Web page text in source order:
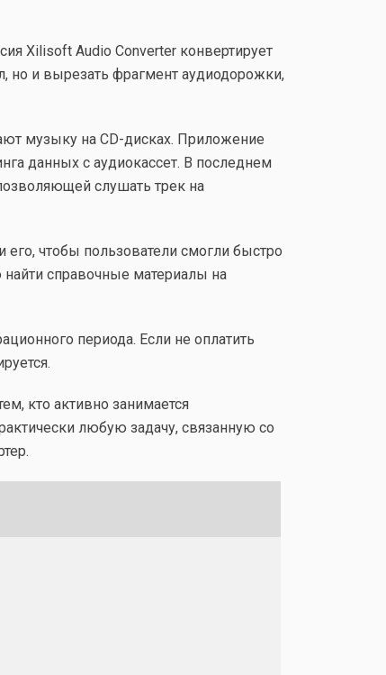
Xilisoft Audio Converter конвертирует
но и вырезать фрагмент аудиодорожки,
музыку на CD-дисках. Приложение
данных с аудиокассет. В последнем
слушать трек на
чтобы пользователи смогли быстро
найти справочные материалы на
периода. Если не оплатить
кто активно занимается
любую задачу, связанную со